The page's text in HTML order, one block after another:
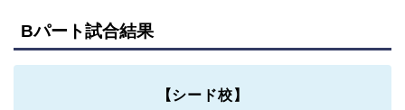
Bパート試合結果
【シード校】